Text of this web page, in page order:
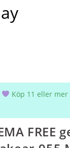
Köp 11 eller
FREE